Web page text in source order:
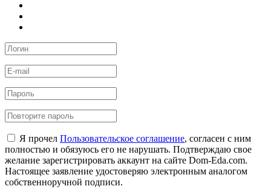
Я прочел Пользовательское соглашение, согласен с ним
полностью и обязуюсь его не нарушать. Подтверждаю свое
желание зарегистрировать аккаунт на сайте Dom-Eda.com.
Настоящее заявление удостоверяю электронным аналогом
собственноручной подписи.